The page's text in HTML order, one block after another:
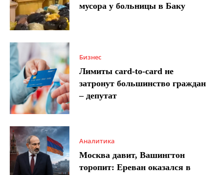
мусора у больницы в Баку
Бизнес
Лимиты card-to-card не
затронут большинство граждан
– депутат
Аналитика
Москва давит, Вашингтон
торопит: Ереван оказался в